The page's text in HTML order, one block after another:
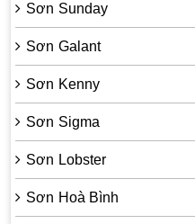
Sơn Sunday
Sơn Galant
Sơn Kenny
Sơn Sigma
Sơn Lobster
Sơn Hoà Bình